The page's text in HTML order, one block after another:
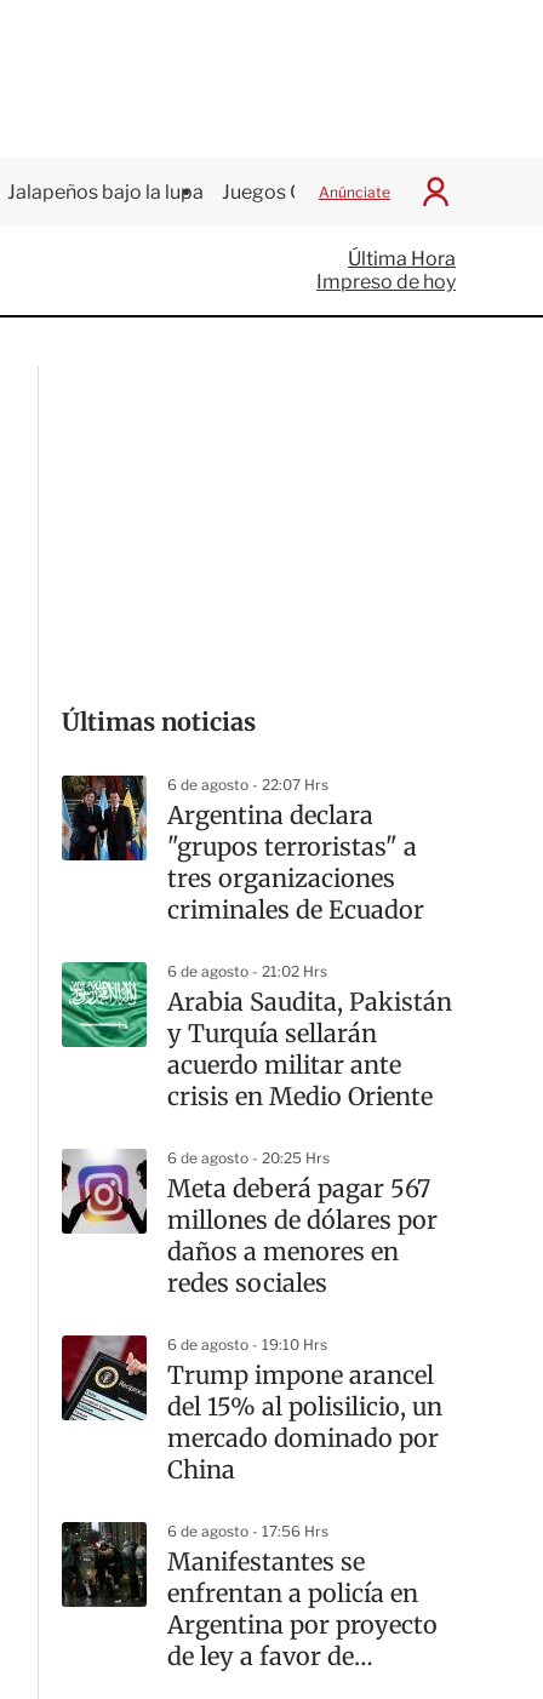
Jalapeños bajo la lupa Juegos Centroamericanos
Anúnciate
I
c
i
a
Última Hora
Impreso de hoy
Últimas noticias
6 de agosto - 22:07 Hrs
Argentina declara
"grupos terroristas" a
tres organizaciones
criminales de Ecuador
6 de agosto - 21:02 Hrs
Arabia Saudita, Pakistán
y Turquía sellarán
acuerdo militar ante
crisis en Medio Oriente
6 de agosto - 20:25 Hrs
Meta deberá pagar 567
millones de dólares por
daños a menores en
redes sociales
6 de agosto - 19:10 Hrs
Trump impone arancel
del 15% al polisilicio, un
mercado dominado por
China
6 de agosto - 17:56 Hrs
Manifestantes se
enfrentan a policía en
Argentina por proyecto
de ley a favor de